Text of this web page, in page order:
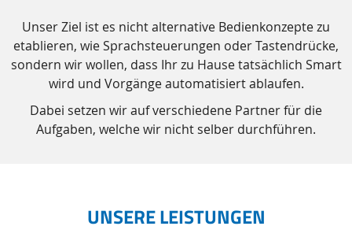
Unser Ziel ist es nicht alternative Bedienkonzepte zu
etablieren, wie Sprachsteuerungen oder Tastendrücke,
sondern wir wollen, dass Ihr zu Hause tatsächlich Smart
wird und Vorgänge automatisiert ablaufen.
Dabei setzen wir auf verschiedene Partner für die
Aufgaben, welche wir nicht selber durchführen.
UNSERE LEISTUNGEN